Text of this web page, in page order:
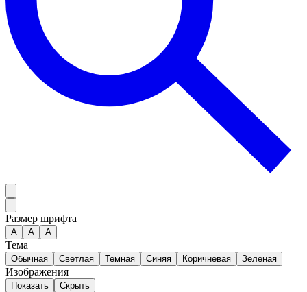
Размер шрифта
А A A
Тема
Обычная Светлая Темная Синяя Коричневая Зеленая
Изображения
Показать Скрыть